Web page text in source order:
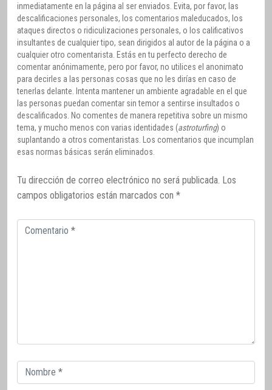
inmediatamente en la página al ser enviados. Evita, por favor, las
descalificaciones personales, los comentarios maleducados, los
ataques directos o ridiculizaciones personales, o los calificativos
insultantes de cualquier tipo, sean dirigidos al autor de la página o a
cualquier otro comentarista. Estás en tu perfecto derecho de
comentar anónimamente, pero por favor, no utilices el anonimato
para decirles a las personas cosas que no les dirías en caso de
tenerlas delante. Intenta mantener un ambiente agradable en el que
las personas puedan comentar sin temor a sentirse insultados o
descalificados. No comentes de manera repetitiva sobre un mismo
tema, y mucho menos con varias identidades (astroturfing) o
suplantando a otros comentaristas. Los comentarios que incumplan
esas normas básicas serán eliminados.
Tu dirección de correo electrónico no será publicada. Los
campos obligatorios están marcados con *
Comentario
Correo
electrónico